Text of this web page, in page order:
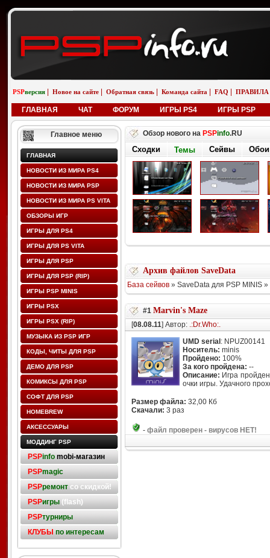
PSPверсия Новое на сайте Обратная связь Команда сайта FAQ ПРАВИЛА
ГЛАВНАЯ ЧАТ ФОРУМ ИГРЫ PS4 ИГРЫ PSP
Главное меню
ГЛАВНАЯ
НОВОСТИ ИЗ МИРА PS4
НОВОСТИ ИЗ МИРА PSP
НОВОСТИ ИЗ МИРА PS VITA
ОБЗОРЫ ИГР
ИГРЫ ДЛЯ PS4
ИГРЫ ДЛЯ PS VITA
ИГРЫ ДЛЯ PSP
ИГРЫ ДЛЯ PSP (RIP)
ИГРЫ PSP MINIS
ИГРЫ PSX
ИГРЫ PSX (RIP)
МУЗЫКА ИЗ PSP ИГР
КОДЫ, ЧИТЫ ДЛЯ PSP
ДЕМО ДЛЯ PSP
КОМИКСЫ ДЛЯ PSP
СОФТ ДЛЯ PSP
HOMEBREW
АКСЕССУАРЫ
МОДДИНГ PSP
PSPinfo mobi-магазин
PSPmagic
PSPремонтсо скидкой!
PSPигры(flash)
PSPтурниры
КЛУБЫ по интересам
Обзор нового на PSPinfo.RU
Сходки Темы Сейвы Обои
Архив файлов SaveData
База сейвов» SaveData для PSP MINIS »
#1 Marvin's Maze
[08.08.11] Автор: .:Dr.Who:.
UMD serial : NPUZ00141
Носитель: minis
Пройдено: 100%
За кого пройдена: --
Описание: Игра
очки игры. Удачного
Размер файла: 32,00 Кб
Скачали: 3 раз
- файл проверен - вирусов НЕТ!